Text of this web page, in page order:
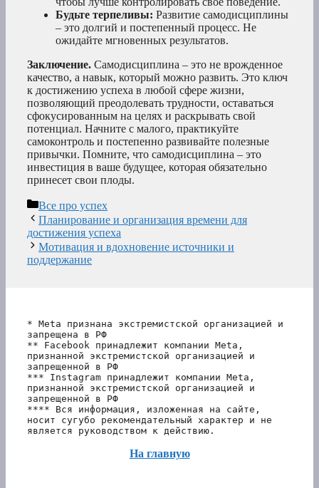
Будьте терпеливы: Развитие самодисциплины
– это долгий и постепенный процесс. Не
ожидайте мгновенных результатов.
Заключение. Самодисциплина – это не врожденное
качество, а навык, который можно развить. Это ключ
к достижению успеха в любой сфере жизни,
позволяющий преодолевать трудности, оставаться
сфокусированным на целях и раскрывать свой
потенциал. Начните с малого, практикуйте
самоконтроль и постепенно развивайте полезные
привычки. Помните, что самодисциплина – это
инвестиция в ваше будущее, которая обязательно
принесет свои плоды.
Рубрики
Все про успех
Планирование и организация времени для
достижения успеха
Мотивация и вдохновение источники и
поддержание
* Meta признана экстремистской организацией и
запрещена в РФ
** Facebook принадлежит компании Meta,
признанной экстремистской организацией и
запрещенной в РФ
*** Instagram принадлежит компании Meta,
признанной экстремистской организацией и
запрещенной в РФ
**** Вся информация, изложенная на сайте,
носит сугубо рекомендательный характер и не
является руководством к действию.
На главную